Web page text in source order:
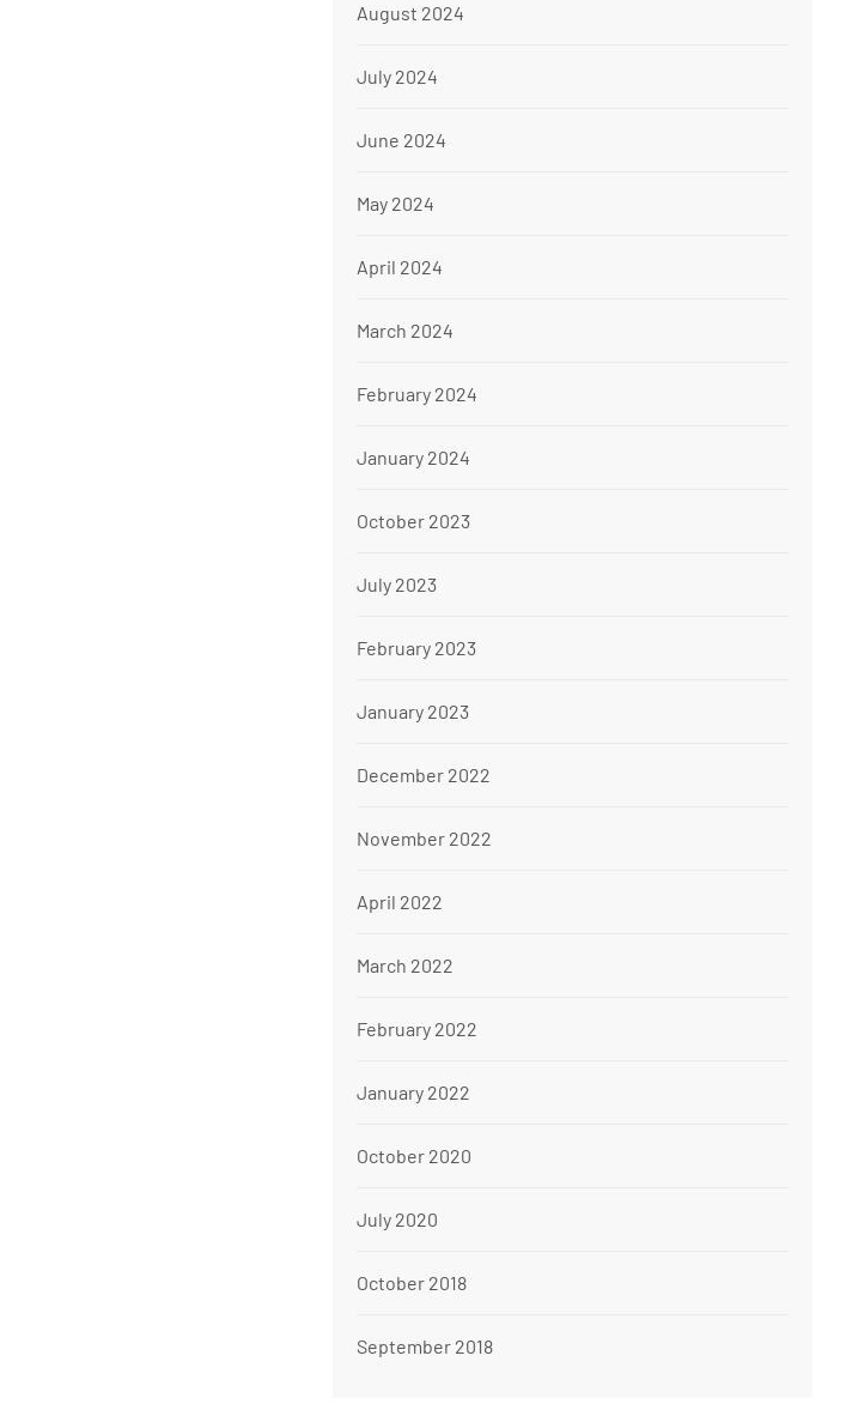
August 2024
July 2024
June 2024
May 2024
April 2024
March 2024
February 2024
January 2024
October 2023
July 2023
February 2023
January 2023
December 2022
November 2022
April 2022
March 2022
February 2022
January 2022
October 2020
July 2020
October 2018
September 2018